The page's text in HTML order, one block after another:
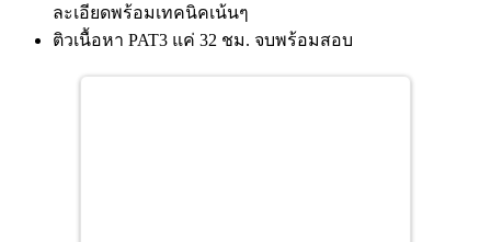
ละเอียดพร้อมเทคนิคเน้นๆ
ติวเนื้อหา PAT3 แค่ 32 ชม. จบพร้อมสอบ